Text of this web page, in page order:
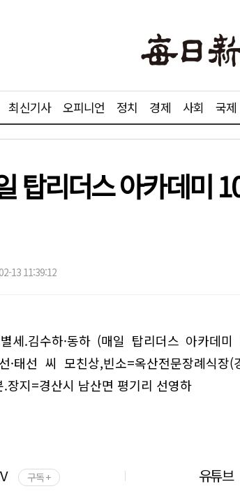
최신기사 오피니언 정치 경제 사회 국제
탑리더스 아카데미
13 11:39:12
.김수하·동하 (매일 탑리더스 아카데미
·태선 씨 모친상,빈소=옥산전문장례식장
장지=경산시 남산면 평기리 선영하
구독 + 유튜브